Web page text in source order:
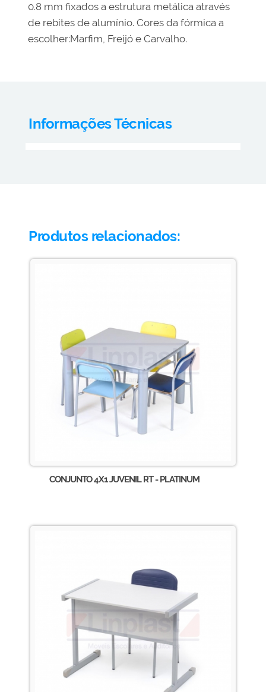
0.8 mm fixados a estrutura metálica através
de rebites de alumínio. Cores da fórmica a
escolher:Marfim, Freijó e Carvalho.
Informações Técnicas
Produtos relacionados:
CONJUNTO 4X1 JUVENIL RT - PLATINUM